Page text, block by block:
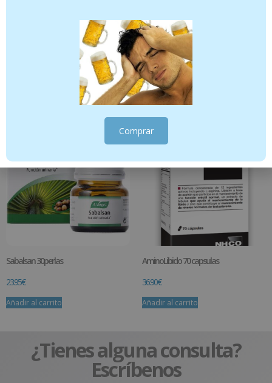
Vulbiotic: probiótico vaginal 30 capsulas
LUBRICA intim® – 50 ml
25.95€
Añadir al carrito
Sabalsan 30perlas
23.95€
Añadir al carrito
AminoLibido 70 capsulas
36.90€
Añadir al carrito
¿Tienes alguna consulta?
Escríbenos
Comprar